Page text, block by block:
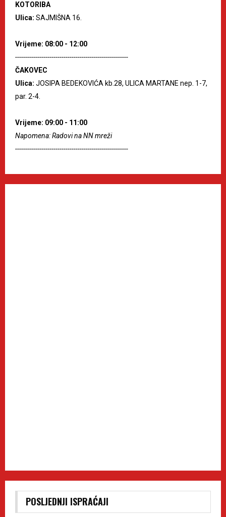
KOTORIBA
Ulica: SAJMIŠNA 16.
Vrijeme: 08:00 - 12:00
--------------------------------------------------------
ČAKOVEC
Ulica: JOSIPA BEDEKOVIĆA kb.28, ULICA MARTANE nep. 1-7,
par. 2-4.
Vrijeme: 09:00 - 11:00
Napomena: Radovi na NN mreži
--------------------------------------------------------
POSLJEDNJI ISPRAĆAJI